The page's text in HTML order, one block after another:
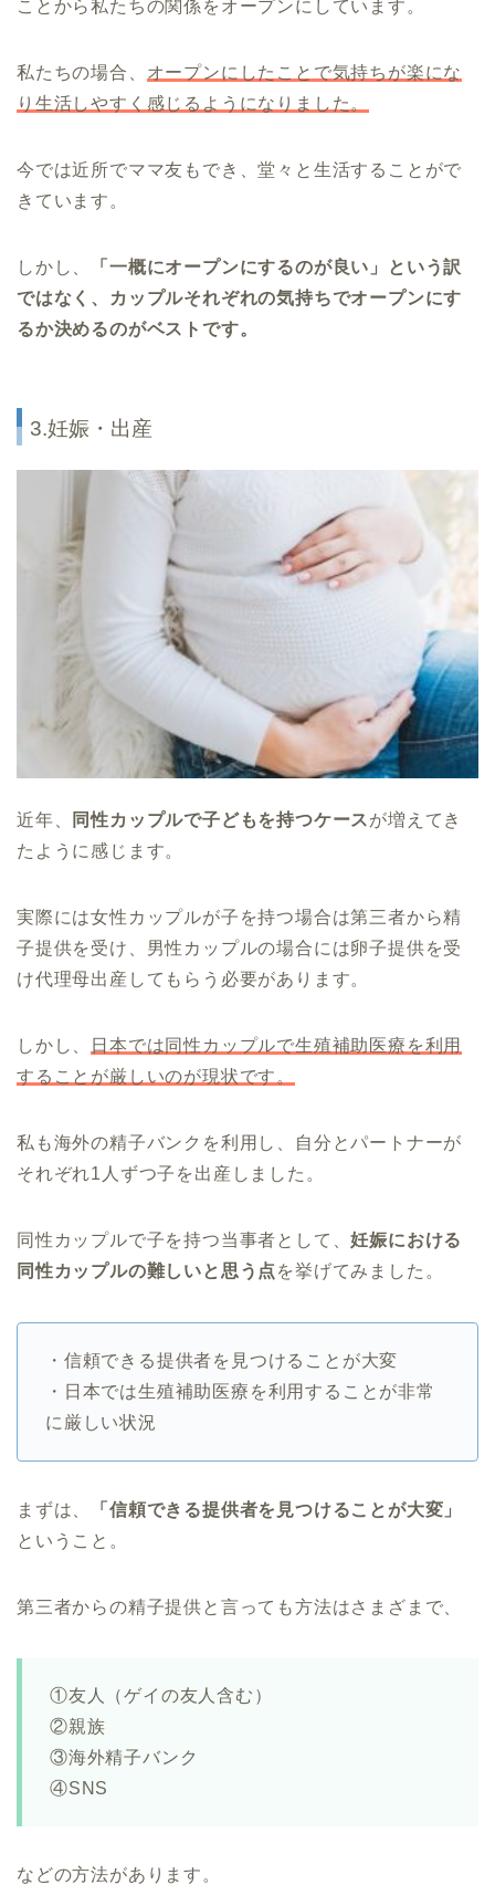
ことから私たちの関係をオープンにしています。
私たちの場合、 オープンにしたことで気持ちが楽にな
り生活しやすく感じるようになりました。
今では近所でママ友もでき、堂々と生活することがで
きています。
しかし、
「一概にオープンにするのが良い」という訳
ではなく、カップルそれぞれの気持ちでオープンにす
るか決めるのがベストです。
3.妊娠・出産
近年、 同性カップルで子どもを持つケースが増えてき
たように感じます。
実際には女性カップルが子を持つ場合は第三者から精
子提供を受け、男性カップルの場合には卵子提供を受
け代理母出産してもらう必要があります。
しかし、
日本では同性カップルで生殖補助医療を利用
することが厳しいのが現状です。
私も海外の精子バンクを利用し、自分とパートナーが
それぞれ1人ずつ子を出産しました。
同性カップルで子を持つ当事者として、妊娠における
同性カップルの難しいと思う点 を挙げてみました。
・信頼できる提供者を見つけることが大変
・日本では生殖補助医療を利用することが非常
に厳しい状況
まずは、
「信頼できる提供者を見つけることが大変」
ということ。
第三者からの精子提供と言っても方法はさまざまで、
①友人（ゲイの友人含む）
②親族
③海外精子バンク
④SNS
などの方法があります。